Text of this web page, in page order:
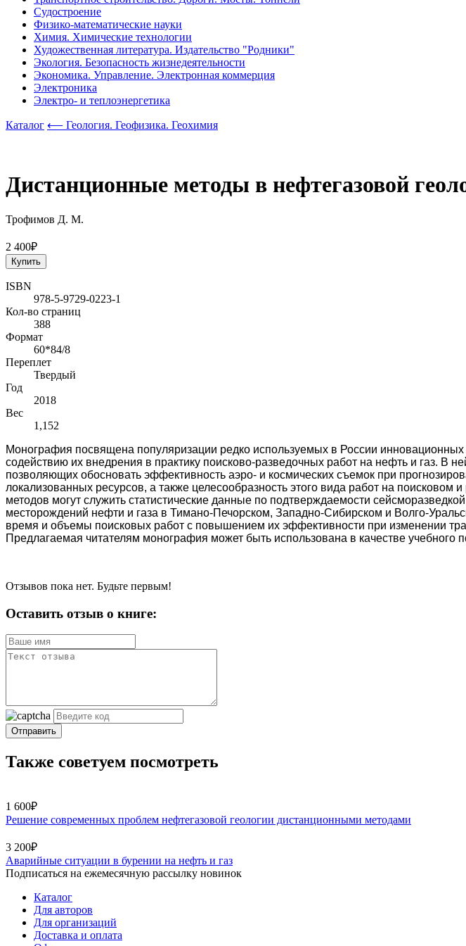
Судостроение
Физико-математические науки
Химия. Химические технологии
Художественная литература. Издательство "Родники"
Экология. Безопасность жизнедеятельности
Экономика. Управление. Электронная коммерция
Электроника
Электро- и теплоэнергетика
Каталог ⟵ Геология. Геофизика. Геохимия
Дистанционные методы в нефтегазовой
Трофимов Д. М.
2 400₽
Купить
ISBN
978-5-9729-0223-1
Кол-во страниц
388
Формат
60*84/8
Переплет
Твердый
Год
2018
Вес
1,152
Монография посвящена популяризации редко используемых в России
содействию их внедрения в практику поисково-разведочных работ на нефть и газ. В
позволяющих обосновать эффективность аэро- и космических съемок при
локализованных ресурсов, а также целесообразность этого вида работ на
методов могут служить статистические данные по подтверждаемости
месторождений нефти и газа в Тимано-Печорском, Западно-Сибирском и Волго-
время и объемы поисковых работ с повышением их эффективности при изменении
Предлагаемая читателям монография может быть использована в качестве учебного
Отзывов пока нет. Будьте первым!
Оставить отзыв о книге:
Отправить
Также советуем посмотреть
1 600₽
Решение современных проблем нефтегазовой геологии дистанционными методами
3 200₽
Аварийные ситуации в бурении на нефть и газ
Подписаться на ежемесячную рассылку новинок
Каталог
Для авторов
Для организаций
Доставка и оплата